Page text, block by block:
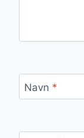
Navn *